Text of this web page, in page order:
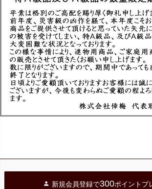
新規会員登録で300ポイントプ